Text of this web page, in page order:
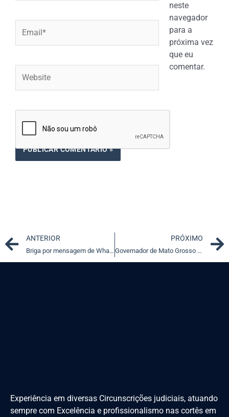
neste
navegador
para a
próxima vez
que eu
comentar.
Prev
ANTERIOR
Briga por mensagem de WhatsApp não gera indenização
PRÓXIMO
Governador de Mato Grosso pede nomeação interina para vaga de senadora cassada
Experiência em diversas Circunscrições judiciais, atuando
sempre com Excelência e profissionalismo nas cortês em